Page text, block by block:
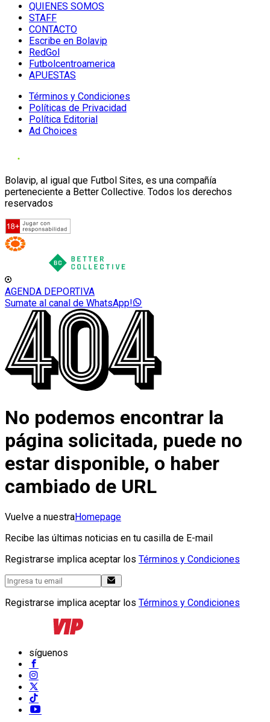
QUIENES SOMOS
STAFF
CONTACTO
Escribe en Bolavip
RedGol
Futbolcentroamerica
APUESTAS
Términos y Condiciones
Políticas de Privacidad
Política Editorial
Ad Choices
Bolavip, al igual que Futbol Sites, es una compañía
perteneciente a Better Collective. Todos los derechos
reservados
AGENDA DEPORTIVA
Sumate al canal de WhatsApp!
No podemos encontrar la
página solicitada, puede no
estar disponible, o haber
cambiado de URL
Vuelve a nuestraHomepage
Recibe las últimas noticias en tu casilla de E-mail
Registrarse implica aceptar los Términos y Condiciones
Registrarse implica aceptar los Términos y Condiciones
síguenos